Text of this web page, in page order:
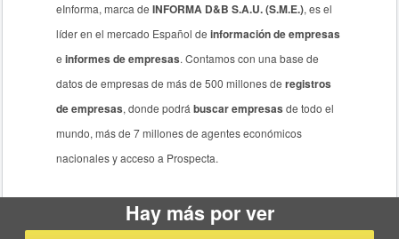
eInforma, marca deINFORMA D&B S.A.U. (S.M.E.), es el
líder en el mercado Español deinformación de empresas
einformes de empresas. Contamos con una base de
datos de empresas de más de 500 millones deregistros
de empresas, donde podrábuscar empresas de todo el
mundo, más de 7 millones de agentes económicos
nacionales y acceso a Prospecta.
Hay más por ver